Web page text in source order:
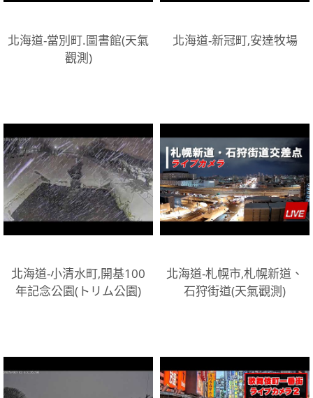
北海道-當別町.圖書館(天氣
觀測)
北海道-新冠町,安達牧場
北海道-小清水町,開基100
年記念公園(トリム公園)
北海道-札幌市,札幌新道、
石狩街道(天氣觀測)